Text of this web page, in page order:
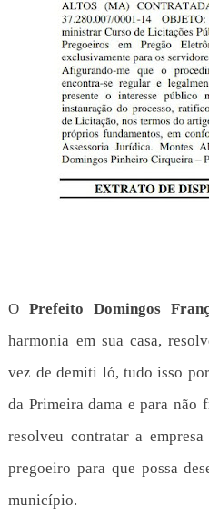
OPrefeito Domingos
harmonia em sua casa,
vez de demiti ló, tudo isso
da Primeira dama e para não
resolveu contratar a
pregoeiro para que possa
município.